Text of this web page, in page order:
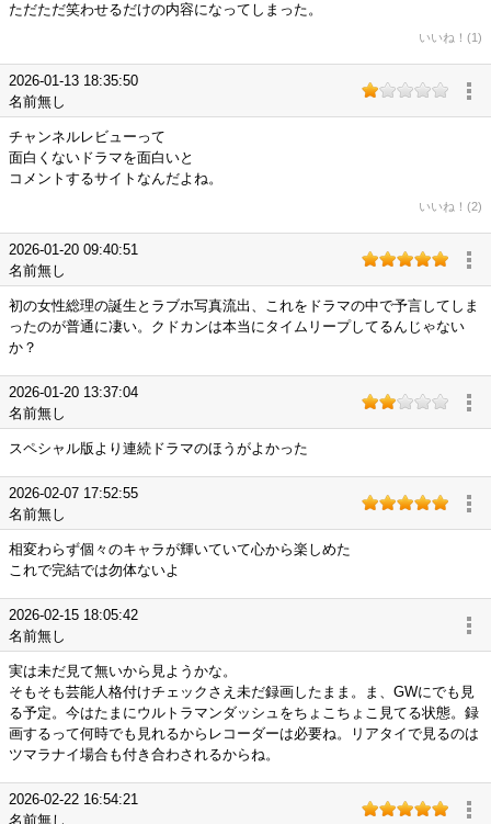
ただただ笑わせるだけの内容になってしまった。
いいね！(1)
2026-01-13 18:35:50
名前無し
チャンネルレビューって
面白くないドラマを面白いと
コメントするサイトなんだよね。
いいね！(2)
2026-01-20 09:40:51
名前無し
初の女性総理の誕生とラブホ写真流出、これをドラマの中で予言してしま
ったのが普通に凄い。クドカンは本当にタイムリープしてるんじゃない
か？
2026-01-20 13:37:04
名前無し
スペシャル版より連続ドラマのほうがよかった
2026-02-07 17:52:55
名前無し
相変わらず個々のキャラが輝いていて心から楽しめた
これで完結では勿体ないよ
2026-02-15 18:05:42
名前無し
実は未だ見て無いから見ようかな。
そもそも芸能人格付けチェックさえ未だ録画したまま。ま、GWにでも見
る予定。今はたまにウルトラマンダッシュをちょこちょこ見てる状態。録
画するって何時でも見れるからレコーダーは必要ね。リアタイで見るのは
ツマラナイ場合も付き合わされるからね。
2026-02-22 16:54:21
名前無し